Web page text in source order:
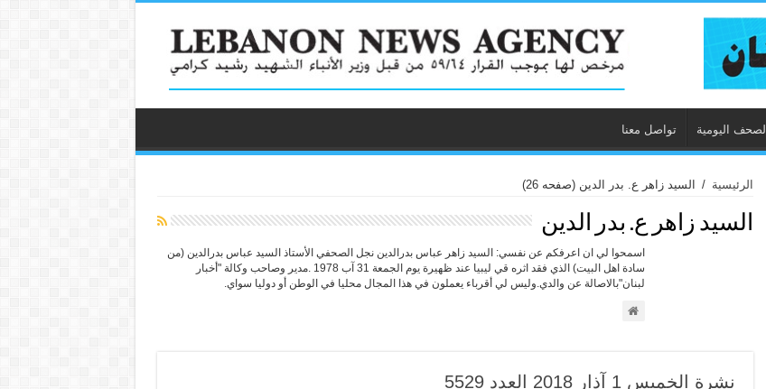
الصحف اليومية تواصل معنا
الرئيسية / السيد زاهر ع. بدر الدين (صفحه 26)
السيد زاهر ع. بدر الدين
اسمحوا لي ان اعرفكم عن نفسي: السيد زاهر عباس بدرالدين نجل الصحفي الأستاذ السيد عباس بدرالدين (من
سادة اهل البيت) الذي فقد اثره قي ليبيا عند ظهيرة يوم الجمعة 31 آب 1978 .مدير وصاحب وكالة "أخبار
لبنان"بالاصالة عن والدي.وليس لي أقرباء يعملون في هذا المجال محليا في الوطن أو دوليا سواي.
نشرة الخميس 1 آذار 2018 العدد 5529